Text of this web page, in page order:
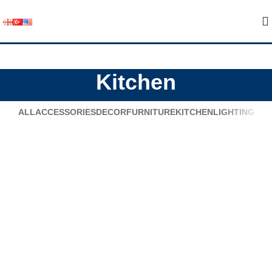
Kitchen
ALLACCESSORIESDECORFURNITUREKITCHENLIGHTING